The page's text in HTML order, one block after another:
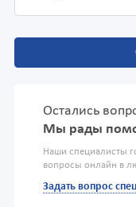
Остались
Мы рады
Наши специалисты
вопросы онлайн в
Задать вопрос